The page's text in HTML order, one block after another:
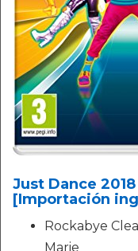
Just Dance
[Importación
Rockabye
Marie